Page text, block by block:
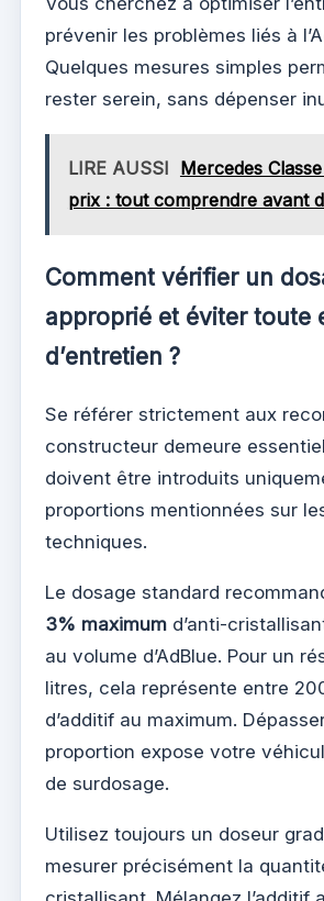
prévenir les problèmes liés à
Quelques mesures simples
rester serein, sans dépenser
LIRE AUSSI Mercedes
prix : tout comprendre avant
Comment vérifier un
approprié et éviter toute
d’entretien ?
Se référer strictement aux
constructeur demeure
doivent être introduits
proportions mentionnées sur
techniques.
Le dosage standard
3% maximum d’anti-
au volume d’AdBlue. Pour un
litres, cela représente entre
d’additif au maximum.
proportion expose votre
de surdosage.
Utilisez toujours un doseur
mesurer précisément la